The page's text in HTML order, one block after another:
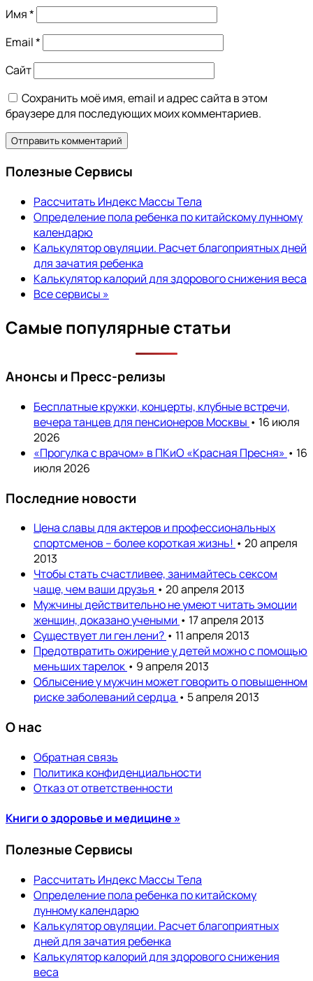
Имя*
Email*
Сайт
Сохранить моё имя, email и адрес сайта в этом
браузере для последующих моих комментариев.
Полезные Сервисы
Рассчитать Индекс Массы Тела
Определение пола ребенка по китайскому лунному
календарю
Калькулятор овуляции. Расчет благоприятных дней
для зачатия ребенка
Калькулятор калорий для здорового снижения веса
Все сервисы »
Самые популярные статьи
Анонсы и Пресс-релизы
Бесплатные кружки, концерты, клубные встречи,
вечера танцев для пенсионеров Москвы • 16 июля
2026
«Прогулка с врачом» в ПКиО «Красная Пресня» • 16
июля 2026
Последние новости
Цена славы для актеров и профессиональных
спортсменов – более короткая жизнь! • 20 апреля
2013
Чтобы стать счастливее, занимайтесь сексом
чаще, чем ваши друзья • 20 апреля 2013
Мужчины действительно не умеют читать эмоции
женщин, доказано учеными • 17 апреля 2013
Существует ли ген лени? • 11 апреля 2013
Предотвратить ожирение у детей можно с помощью
меньших тарелок • 9 апреля 2013
Облысение у мужчин может говорить о повышенном
риске заболеваний сердца • 5 апреля 2013
О нас
Обратная связь
Политика конфиденциальности
Отказ от ответственности
Книги о здоровье и медицине »
Полезные Сервисы
Рассчитать Индекс Массы Тела
Определение пола ребенка по китайскому
лунному календарю
Калькулятор овуляции. Расчет благоприятных
дней для зачатия ребенка
Калькулятор калорий для здорового снижения
веса